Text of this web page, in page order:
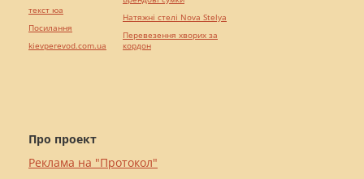
Про проект
Реклама на "Протокол"
текст юа
Посилання
kievperevod.com.ua
Натяжні стелі Nova Stelya
Перевезення хворих за
кордон